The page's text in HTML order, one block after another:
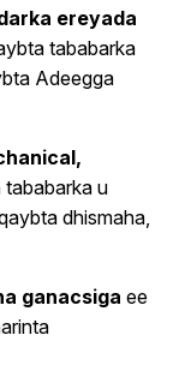
ereyada
tababarka
Adeegga
u
dhismaha,
ganacsiga ee